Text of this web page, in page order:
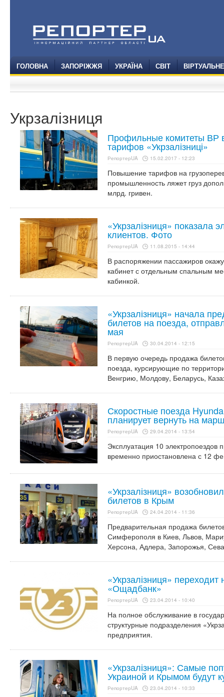
ГОЛОВНА ЗАПОРІЖЖЯ УКРАЇНА СВІТ
Укрзалізниця
Профильные комитеты ВР
тарифов «Укрзалізниці»
РепортерUA 15.02.2017 - 12:23
Повышение тарифов на
промышленность ляжет груз
млрд. гривен.
«Укрзалізниця» показала
клиентов. Фото
РепортерUA 11.08.2015 - 14:44
В распоряжении пассажиров
кабинет с отдельным спальным
кабинкой.
«Укрзалізниця» начала
билетов на поезда,
мая
РепортерUA 30.04.2014 - 12:15
В первую очередь продажа
поезда, курсирующие по
Венгрию, Молдову, Беларусь,
Скоростные поезда
планирует вернуть на
РепортерUA 29.04.2014 - 13:54
Эксплуатация 10 электропоездов
временно приостановлена с 12
«Укрзалізниця»
билетов в Крым
РепортерUA 24.04.2014 - 11:36
Предварительная продажа
Симферополя в Киев, Львов,
Херсона, Адлера, Запорожья,
«Укрзалізниця»
«Ощадбанк»
РепортерUA 23.04.2014 - 10:40
На полное обслуживание в
структурные подразделения
предприятия.
«Укрзалізниця»: Самые
Украиной и Крымом будут
РепортерUA 23.04.2014 - 10:33